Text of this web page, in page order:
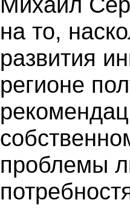
на то,
развития
регионе
проблемы